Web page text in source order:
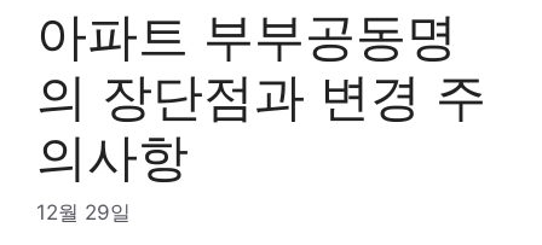
아파트 부부공동명
의 장단점과 변경 주
의사항
12월 29일